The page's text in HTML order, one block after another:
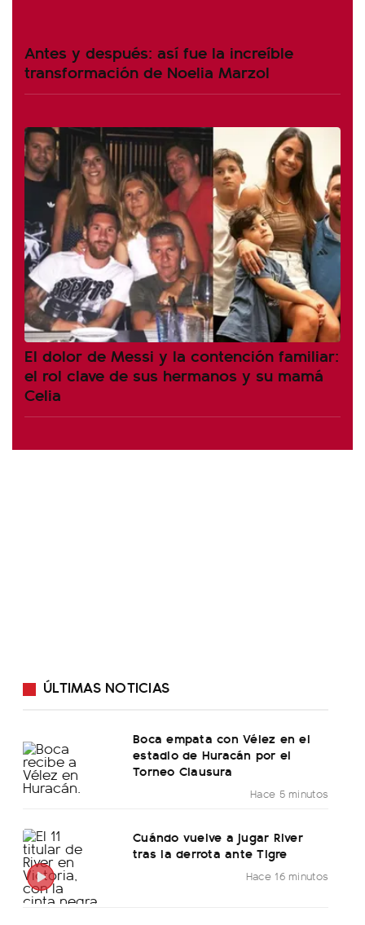
Antes y después: así fue la increíble
transformación de Noelia Marzol
El dolor de Messi y la contención familiar:
el rol clave de sus hermanos y su mamá
Celia
ÚLTIMAS NOTICIAS
Boca empata con Vélez en el
estadio de Huracán por el
Torneo Clausura
Hace 5 minutos
Cuándo vuelve a jugar River
tras la derrota ante Tigre
Hace 16 minutos